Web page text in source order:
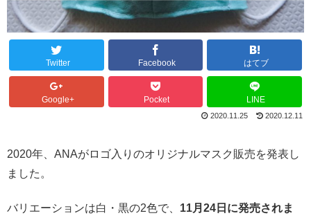
Twitter Facebook はてブ
Google+ Pocket LINE
2020.11.25 2020.12.11
2020年、ANAがロゴ入りのオリジナルマスク販売を発表し
ました。
バリエーションは白・黒の2色で、 11月24日に発売されま